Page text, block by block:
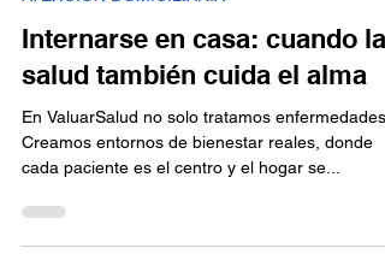
ATENCIÓN DOMICILIARIA
Internarse en casa: cuando la
salud también cuida el alma
En ValuarSalud no solo tratamos enfermedades.
cada paciente es el centro y el hogar se...